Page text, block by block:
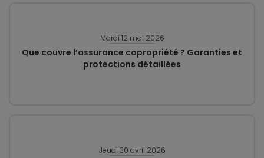
Mardi 12 mai 2026
Que couvre l’assurance copropriété ? Garanties et
protections détaillées
Jeudi 30 avril 2026